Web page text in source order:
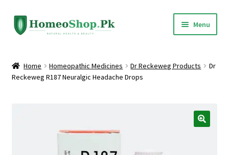
Skip
to
Skip
to
Menu
Shop All
child
menu
Home Homeopathic Medicines Dr Reckeweg Products
Dr
Reckeweg R187 Neuralgic Headache Drops